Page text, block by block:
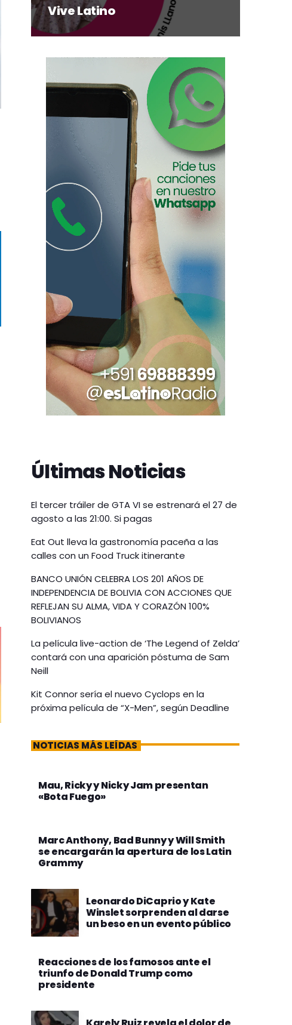
Vive Latino
Últimas Noticias
El tercer tráiler de GTA VI se estrenará el 27 de
agosto a las 21:00. Si pagas
Eat Out lleva la gastronomía paceña a las
calles con un Food Truck itinerante
BANCO UNIÓN CELEBRA LOS 201 AÑOS DE
INDEPENDENCIA DE BOLIVIA CON ACCIONES QUE
REFLEJAN SU ALMA, VIDA Y CORAZÓN 100%
BOLIVIANOS
La película live-action de ‘The Legend of Zelda’
contará con una aparición póstuma de Sam
Neill
Kit Connor sería el nuevo Cyclops en la
próxima película de “X-Men”, según Deadline
NOTICIAS MÁS LEÍDAS
Mau, Ricky y Nicky Jam presentan
«Bota Fuego»
Marc Anthony, Bad Bunny y Will Smith
se encargarán la apertura de los Latin
Grammy
Leonardo DiCaprio y Kate
Winslet sorprenden al darse
un beso en un evento público
Reacciones de los famosos ante el
triunfo de Donald Trump como
presidente